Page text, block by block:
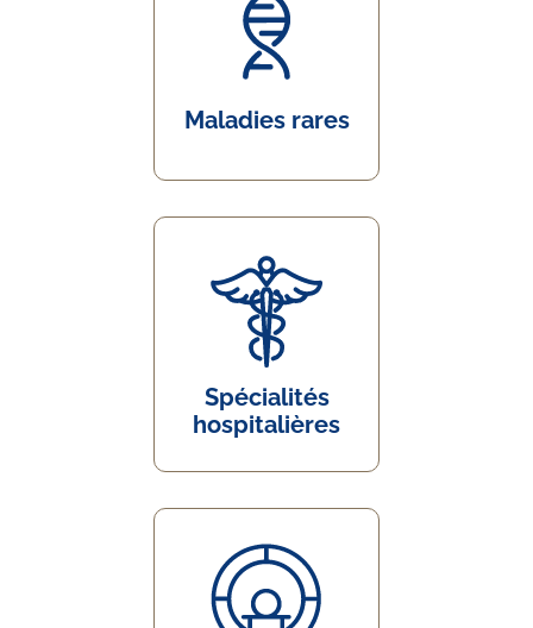
Maladies rares
Spécialités
hospitalières